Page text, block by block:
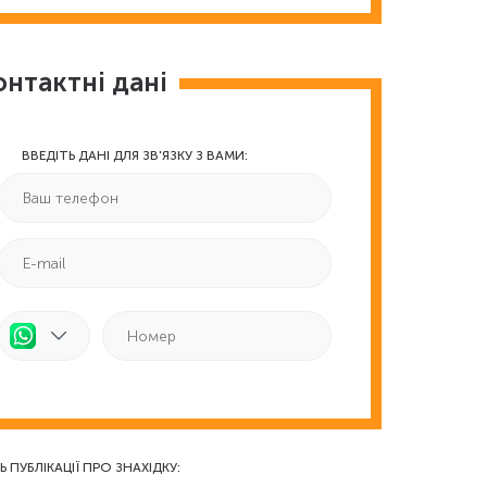
дані
ВВЕДІТЬ ДАНІ ДЛЯ ЗВ'ЯЗКУ З ВАМИ:
ПУБЛІКАЦІЇ ПРО ЗНАХІДКУ: